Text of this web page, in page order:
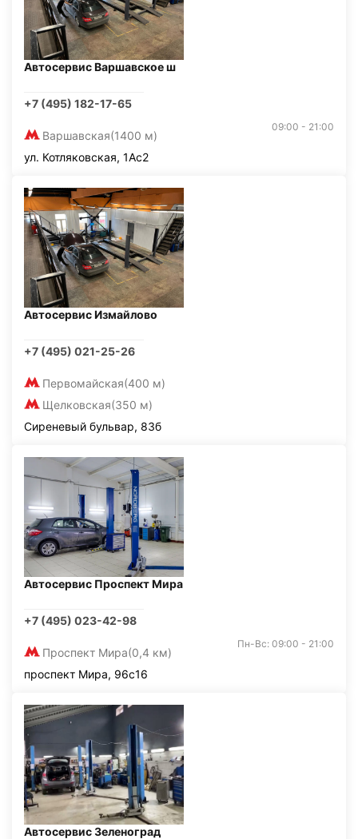
Автосервис Варшавское ш
+7 (495) 182-17-65
Варшавская(1400 м)
09:00 - 21:00
ул. Котляковская, 1Ас2
Автосервис Измайлово
+7 (495) 021-25-26
Первомайская(400 м)
Щелковская(350 м)
Сиреневый бульвар, 83б
Автосервис Проспект Мира
+7 (495) 023-42-98
Проспект Мира(0,4 км)
Пн-Вс: 09:00 - 21:00
проспект Мира, 96с16
Автосервис Зеленоград